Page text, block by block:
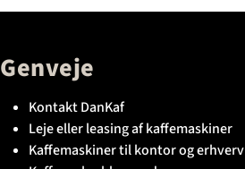
Genveje
Kontakt DanKaf
Leje eller leasing af kaffemaskiner
Kaffemaskiner til kontor og erhverv